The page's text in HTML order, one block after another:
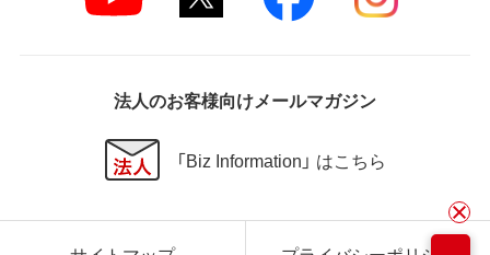
法人のお客様向けメールマガジン
「Biz Information」 はこちら